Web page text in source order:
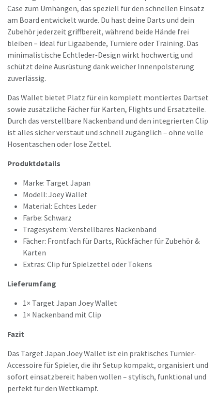
Case zum Umhängen, das speziell für den schnellen Einsatz
am Board entwickelt wurde. Du hast deine Darts und dein
Zubehör jederzeit griffbereit, während beide Hände frei
bleiben – ideal für Ligaabende, Turniere oder Training. Das
minimalistische Echtleder-Design wirkt hochwertig und
schützt deine Ausrüstung dank weicher Innenpolsterung
zuverlässig.
Das Wallet bietet Platz für ein komplett montiertes Dartset
sowie zusätzliche Fächer für Karten, Flights und Ersatzteile.
Durch das verstellbare Nackenband und den integrierten Clip
ist alles sicher verstaut und schnell zugänglich – ohne volle
Hosentaschen oder lose Zettel.
Produktdetails
Marke: Target Japan
Modell: Joey Wallet
Material: Echtes Leder
Farbe: Schwarz
Tragesystem: Verstellbares Nackenband
Fächer: Frontfach für Darts, Rückfächer für Zubehör &
Karten
Extras: Clip für Spielzettel oder Tokens
Lieferumfang
1× Target Japan Joey Wallet
1× Nackenband mit Clip
Fazit
Das Target Japan Joey Wallet ist ein praktisches Turnier-
Accessoire für Spieler, die ihr Setup kompakt, organisiert und
sofort einsatzbereit haben wollen – stylisch, funktional und
perfekt für den Wettkampf.